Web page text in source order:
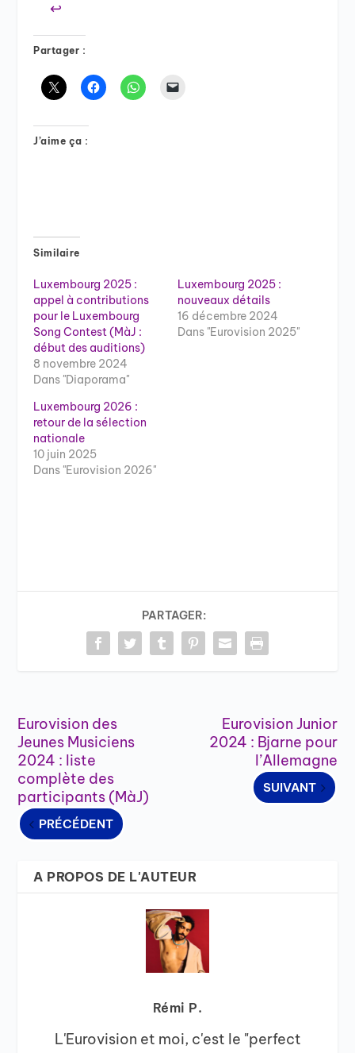
↩︎
Partager :
J’aime ça :
Similaire
Luxembourg 2025 :
appel à contributions
pour le Luxembourg
Song Contest (MàJ :
début des auditions)
8 novembre 2024
Dans "Diaporama"
Luxembourg 2025 :
nouveaux détails
16 décembre 2024
Dans "Eurovision 2025"
Luxembourg 2026 :
retour de la sélection
nationale
10 juin 2025
Dans "Eurovision 2026"
PARTAGER:
Eurovision des
Jeunes Musiciens
2024 : liste
complète des
participants (MàJ)
PRÉCÉDENT
Eurovision Junior
2024 : Bjarne pour
l’Allemagne
SUIVANT
A PROPOS DE L'AUTEUR
Rémi P.
L'Eurovision et moi, c'est le "perfect